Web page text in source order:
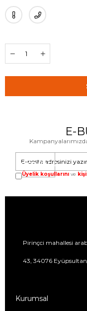
E-
GÖNDER
Üyelik koşullarını ve
Pirinçci mahallesi
43, 34076
Kurumsal